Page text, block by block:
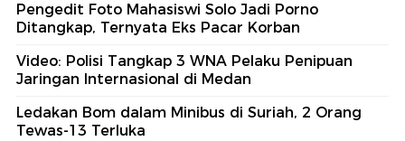
Pengedit Foto Mahasiswi Solo Jadi Porno
Ditangkap, Ternyata Eks Pacar Korban
Video: Polisi Tangkap 3 WNA Pelaku Penipuan
Jaringan Internasional di Medan
Ledakan Bom dalam Minibus di Suriah, 2 Orang
Tewas-13 Terluka